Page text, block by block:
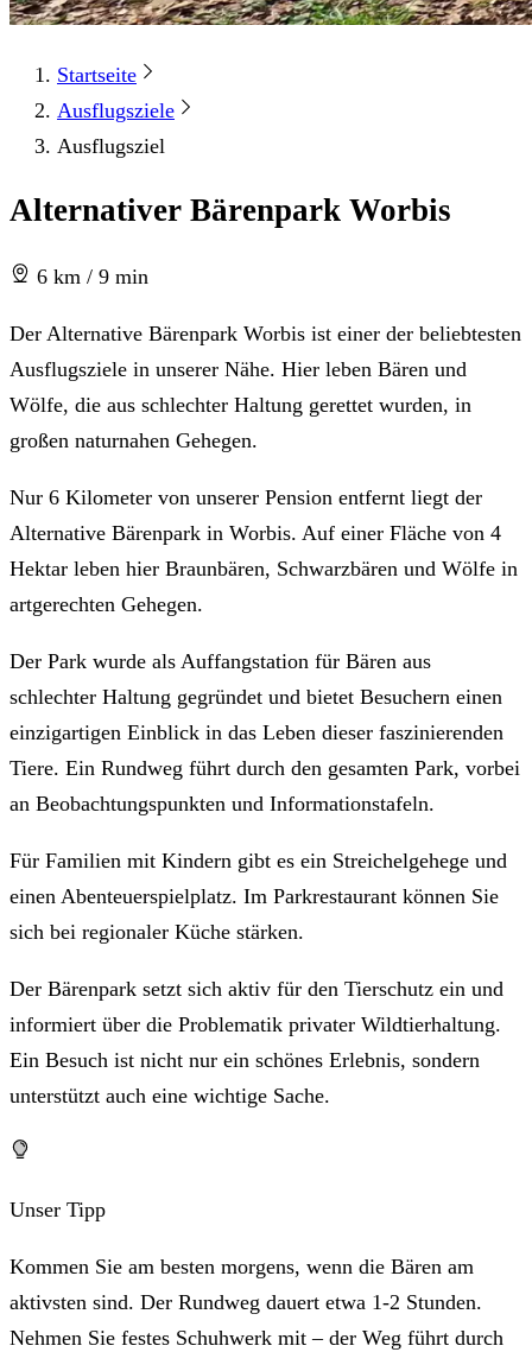
Startseite
Ausflugsziele
Ausflugsziel
Alternativer Bärenpark Worbis
6 km / 9 min
Der Alternative Bärenpark Worbis ist einer der beliebtesten
Ausflugsziele in unserer Nähe. Hier leben Bären und
Wölfe, die aus schlechter Haltung gerettet wurden, in
großen naturnahen Gehegen.
Nur 6 Kilometer von unserer Pension entfernt liegt der
Alternative Bärenpark in Worbis. Auf einer Fläche von 4
Hektar leben hier Braunbären, Schwarzbären und Wölfe in
artgerechten Gehegen.
Der Park wurde als Auffangstation für Bären aus
schlechter Haltung gegründet und bietet Besuchern einen
einzigartigen Einblick in das Leben dieser faszinierenden
Tiere. Ein Rundweg führt durch den gesamten Park, vorbei
an Beobachtungspunkten und Informationstafeln.
Für Familien mit Kindern gibt es ein Streichelgehege und
einen Abenteuerspielplatz. Im Parkrestaurant können Sie
sich bei regionaler Küche stärken.
Der Bärenpark setzt sich aktiv für den Tierschutz ein und
informiert über die Problematik privater Wildtierhaltung.
Ein Besuch ist nicht nur ein schönes Erlebnis, sondern
unterstützt auch eine wichtige Sache.
Unser Tipp
Kommen Sie am besten morgens, wenn die Bären am
aktivsten sind. Der Rundweg dauert etwa 1-2 Stunden.
Nehmen Sie festes Schuhwerk mit – der Weg führt durch